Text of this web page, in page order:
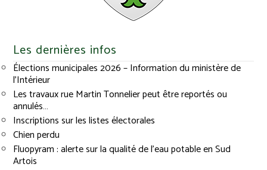
Les dernières infos
Élections municipales 2026 – Information du ministère de
l’Intérieur
Les travaux rue Martin Tonnelier peut être reportés ou
annulés…
Inscriptions sur les listes électorales
Chien perdu
Fluopyram : alerte sur la qualité de l’eau potable en Sud
Artois